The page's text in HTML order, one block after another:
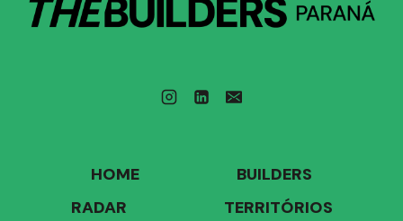
HOME
BUILDERS
RADAR
TERRITÓRIOS